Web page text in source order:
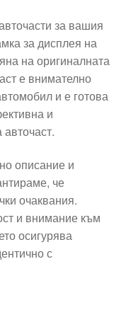
за вашия
за дисплея на
на оригиналната
е внимателно
и е готова
и
описание и
че
очаквания.
и внимание към
осигурява
с